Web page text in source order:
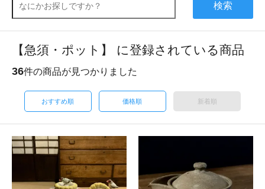
検索
【急須・ポット】 に登録されている商品
36件の商品が見つかりました
おすすめ順 価格順 新着順